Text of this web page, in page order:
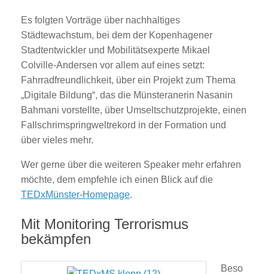
Es folgten Vorträge über nachhaltiges
Städtewachstum, bei dem der Kopenhagener
Stadtentwickler und Mobilitätsexperte Mikael
Colville-Andersen vor allem auf eines setzt:
Fahrradfreundlichkeit, über ein Projekt zum Thema
„Digitale Bildung“, das die Münsteranerin Nasanin
Bahmani vorstellte, über Umseltschutzprojekte, einen
Fallschrimspringweltrekord in der Formation und
über vieles mehr.
Wer gerne über die weiteren Speaker mehr erfahren
möchte, dem empfehle ich einen Blick auf die
TEDxMünster-Homepage.
Mit Monitoring Terrorismus
bekämpfen
Beso